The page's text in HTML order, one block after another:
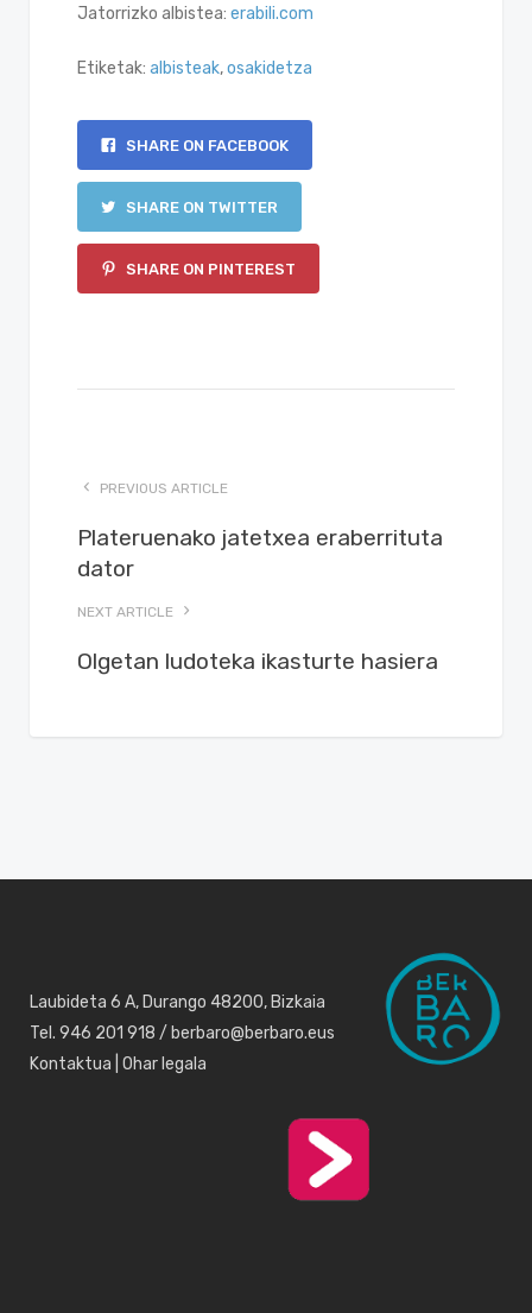
Jatorrizko albistea: erabili.com
Etiketak: albisteak,osakidetza
SHARE ON FACEBOOK
SHARE ON TWITTER
SHARE ON PINTEREST
PREVIOUS ARTICLE
Plateruenako jatetxea eraberrituta
dator
NEXT ARTICLE
Olgetan ludoteka ikasturte hasiera
Laubideta 6 A, Durango 48200, Bizkaia
Tel. 946 201 918 / berbaro@berbaro.eus
Kontaktua Ohar legala